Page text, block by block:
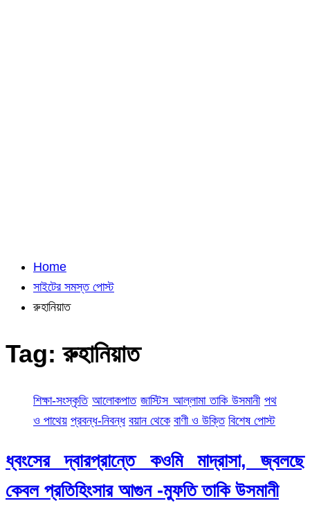
Home
সাইটের সমস্ত পোস্ট
রুহানিয়াত
Tag:রুহানিয়াত
শিক্ষা-সংস্কৃতি আলোকপাত জাস্টিস আল্লামা তাকি উসমানী পথ
ও পাথেয় প্রবন্ধ-নিবন্ধ বয়ান থেকে বাণী ও উক্তি বিশেষ পোস্ট
ধ্বংসের দ্বারপ্রান্তে কওমি মাদ্রাসা, জ্বলছে
কেবল প্রতিহিংসার আগুন -মুফতি তাকি উসমানী